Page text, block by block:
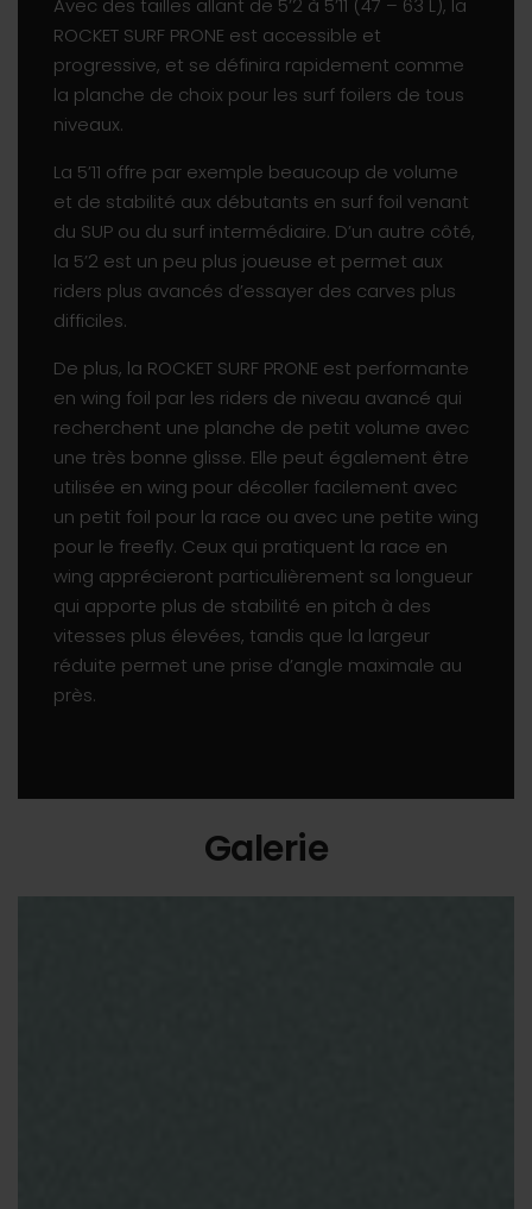
Avec des tailles allant de 5’2 à 5’11 (47 – 63 L), la
ROCKET SURF PRONE est accessible et
progressive, et se définira rapidement comme
la planche de choix pour les surf foilers de tous
niveaux.
La 5’11 offre par exemple beaucoup de volume
et de stabilité aux débutants en surf foil venant
du SUP ou du surf intermédiaire. D’un autre côté,
la 5’2 est un peu plus joueuse et permet aux
riders plus avancés d’essayer des carves plus
difficiles.
De plus, la ROCKET SURF PRONE est performante
en wing foil par les riders de niveau avancé qui
recherchent une planche de petit volume avec
une très bonne glisse. Elle peut également être
utilisée en wing pour décoller facilement avec
un petit foil pour la race ou avec une petite wing
pour le freefly. Ceux qui pratiquent la race en
wing apprécieront particulièrement sa longueur
qui apporte plus de stabilité en pitch à des
vitesses plus élevées, tandis que la largeur
réduite permet une prise d’angle maximale au
près.
Galerie